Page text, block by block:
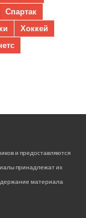
Спартак
Хоккей
и предоставляются
принадлежат их
материала